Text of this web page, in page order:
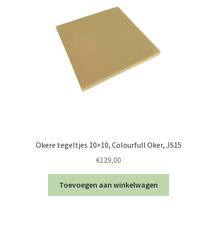
Okere tegeltjes 10×10, Colourfull Oker, JS15
€129,00
Toevoegen aan winkelwagen